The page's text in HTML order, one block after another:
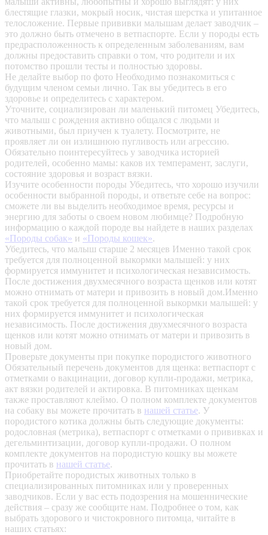
блестящие глазки, мокрый носик, чистая шерстка и упитанное
телосложение. Первые прививки малышам делает заводчик –
это должно быть отмечено в ветпаспорте. Если у породы есть
предрасположенность к определенным заболеваниям, вам
должны предоставить справки о том, что родители и их
потомство прошли тесты и полностью здоровы.
Не делайте выбор по фото Необходимо познакомиться с
будущим членом семьи лично. Так вы убедитесь в его
здоровье и определитесь с характером.
Уточните, социализирован ли маленький питомец Убедитесь,
что малыш с рождения активно общался с людьми и
животными, был приучен к туалету. Посмотрите, не
проявляет ли он излишнюю пугливость или агрессию.
Обязательно поинтересуйтесь у заводчика историей
родителей, особенно мамы: каков их темперамент, заслуги,
состояние здоровья и возраст вязки.
Изучите особенности породы Убедитесь, что хорошо изучили
особенности выбранной породы, и ответьте себе на вопрос:
сможете ли вы выделить необходимое время, ресурсы и
энергию для заботы о своем новом любимце? Подробную
информацию о каждой породе вы найдете в наших разделах
«Породы собак» и «Породы кошек».
Убедитесь, что малыш старше 2 месяцев Именно такой срок
требуется для полноценной выкормки малышей: у них
формируется иммунитет и психологическая независимость.
После достижения двухмесячного возраста щенков или котят
можно отнимать от матери и привозить в новый дом.Именно
такой срок требуется для полноценной выкормки малышей: у
них формируется иммунитет и психологическая
независимость. После достижения двухмесячного возраста
щенков или котят можно отнимать от матери и привозить в
новый дом.
Проверьте документы при покупке породистого животного
Обязательный перечень документов для щенка: ветпаспорт с
отметками о вакцинации, договор купли-продажи, метрика,
акт вязки родителей и актировка. В питомниках щенкам
также проставляют клеймо. О полном комплекте документов
на собаку вы можете прочитать в нашей статье. У
породистого котика должны быть следующие документы:
родословная (метрика), ветпаспорт с отметками о прививках и
дегельминтизации, договор купли-продажи. О полном
комплекте документов на породистую кошку вы можете
прочитать в нашей статье.
Приобретайте породистых животных только в
специализированных питомниках или у проверенных
заводчиков. Если у вас есть подозрения на мошеннические
действия – сразу же сообщите нам. Подробнее о том, как
выбрать здорового и чистокровного питомца, читайте в
наших статьях: